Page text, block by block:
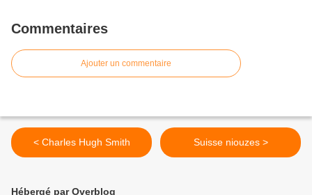
Commentaires
Ajouter un commentaire
< Charles Hugh Smith Suisse niouzes >
Hébergé par Overblog